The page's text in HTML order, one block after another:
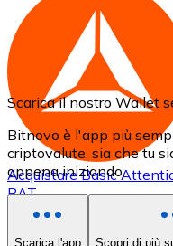
AcquistareBasic
BAT
Scarica il nostro Wallet
Bitnovo è l'app più
criptovalute, sia che tu
appena iniziando.
Scarica l'app Scopri di più